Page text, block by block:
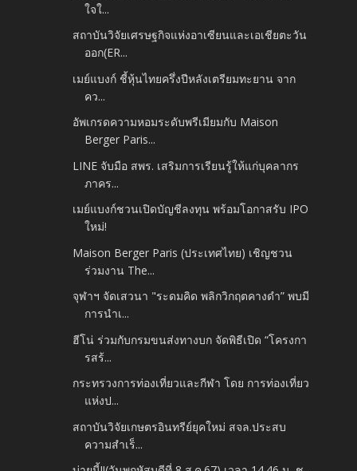
ใจใ...
สถาบันวิจัยเศรษฐกิจแห่งอาเซียนและเอเชียตะวัน
ออก(ER...
เมย์แบงก์ ชี้หุ้นไทยครึ่งปีหลังเตรียมทะยาน จาก
คว...
อัพเกรดความหอมระดับพรีเมียมกับ Maison
Berger Paris...
LINE จับมือ สพร. เสริมการเรียนรู้ให้แก่บุคลากร
ภาคร...
เมย์แบงก์ชวนเปิดบัญชีลงทุน พร้อมโอกาสรับ IPO
ใหม่!
Maison Berger Paris (ประเทศไทย) เชิญชวน
ร่วมงาน The...
จุฬาฯ จัดเสวนา "ระดมคิด พลิกวิกฤตคางดำ” พบมี
การนำเ...
ฮีโน่ ร่วมกับกรมขนส่งทางบก จัดพิธีเปิด “โครงกา
รสร้...
กระทรวงการท่องเที่ยวและกีฬา โดย การท่องเที่ยว
แห่งป...
สถาบันวิจัยเกษตรอินทรีย์ยุคใหม่ สจล.ประสบ
ความสำเร็...